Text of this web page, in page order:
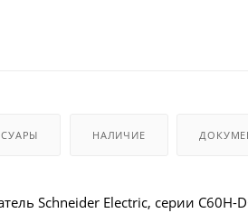
НАЛИЧИЕ
Schneider Electric, серии C60H-